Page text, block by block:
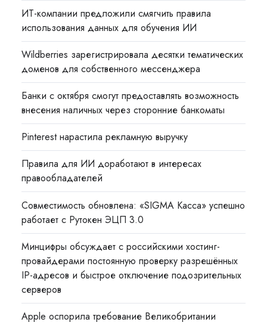
ИТ-компании предложили смягчить правила
использования данных для обучения ИИ
Wildberries зарегистрировала десятки тематических
доменов для собственного мессенджера
Банки с октября смогут предоставлять возможность
внесения наличных через сторонние банкоматы
Pinterest нарастила рекламную выручку
Правила для ИИ доработают в интересах
правообладателей
Совместимость обновлена: «SIGMA Касса» успешно
работает с Рутокен ЭЦП 3.0
Минцифры обсуждает с российскими хостинг-
провайдерами постоянную проверку разрешённых
IP-адресов и быстрое отключение подозрительных
серверов
Apple оспорила требование Великобритании